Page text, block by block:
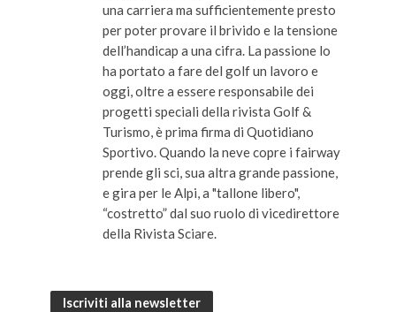
una carriera ma sufficientemente presto
per poter provare il brivido e la tensione
dell’handicap a una cifra. La passione lo
ha portato a fare del golf un lavoro e
oggi, oltre a essere responsabile dei
progetti speciali della rivista Golf &
Turismo, è prima firma di Quotidiano
Sportivo. Quando la neve copre i fairway
prende gli sci, sua altra grande passione,
e gira per le Alpi, a "tallone libero",
“costretto” dal suo ruolo di vicedirettore
della Rivista Sciare.
Iscriviti alla newsletter